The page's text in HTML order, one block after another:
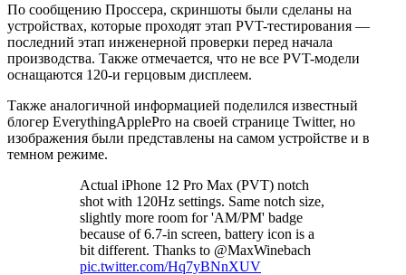
По сообщению Проссера, скриншоты были сделаны на
устройствах, которые проходят этап PVT-тестирования —
последний этап инженерной проверки перед начала
производства. Также отмечается, что не все PVT-модели
оснащаются 120-и герцовым дисплеем.
Также аналогичной информацией поделился известный
блогер EverythingApplePro на своей странице Twitter, но
изображения были представлены на самом устройстве и в
темном режиме.
Actual iPhone 12 Pro Max (PVT) notch
shot with 120Hz settings. Same notch size,
slightly more room for 'AM/PM' badge
because of 6.7-in screen, battery icon is a
bit different. Thanks to @MaxWinebach
pic.twitter.com/Hq7yBNnXUV